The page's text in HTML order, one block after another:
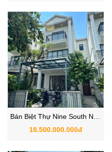
Bán Biệt Thự Nine South Nhà
Bè, Khu Compound An Ninh
18.500.000.000đ